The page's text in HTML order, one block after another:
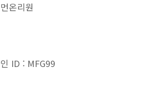
온리원
ID : MFG99